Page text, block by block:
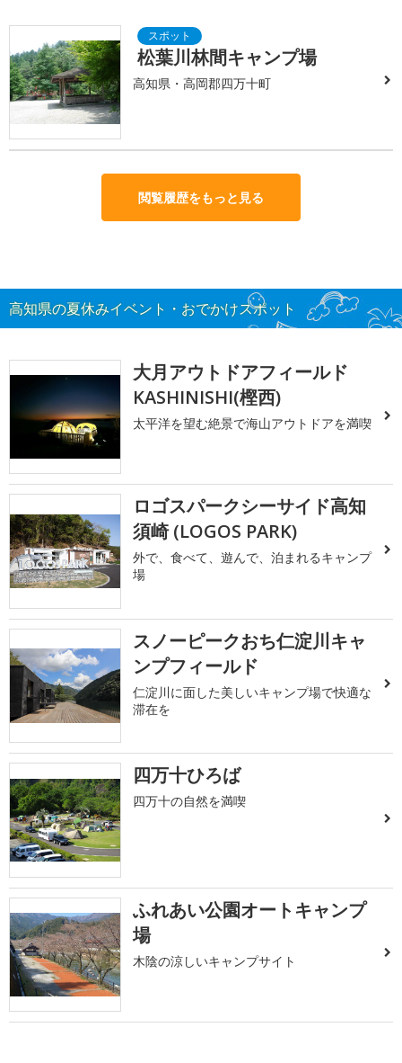
松葉川林間キャンプ場
高知県・高岡郡四万十町
閲覧履歴をもっと見る
高知県の夏休みイベント・おでかけスポット
大月アウトドアフィールド
KASHINISHI(樫西)
太平洋を望む絶景で海山アウトドアを満喫
ロゴスパークシーサイド高知
須崎 (LOGOS PARK)
外で、食べて、遊んで、泊まれるキャンプ
場
スノーピークおち仁淀川キャ
ンプフィールド
仁淀川に面した美しいキャンプ場で快適な
滞在を
四万十ひろば
四万十の自然を満喫
ふれあい公園オートキャンプ
場
木陰の涼しいキャンプサイト